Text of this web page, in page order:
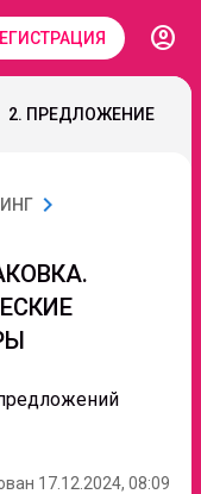
account_circle
МЕТАЛЛИЧЕСКИЕ
2. ПРЕДЛОЖЕНИЕ
chevron_right
17.12.2024, 08:09